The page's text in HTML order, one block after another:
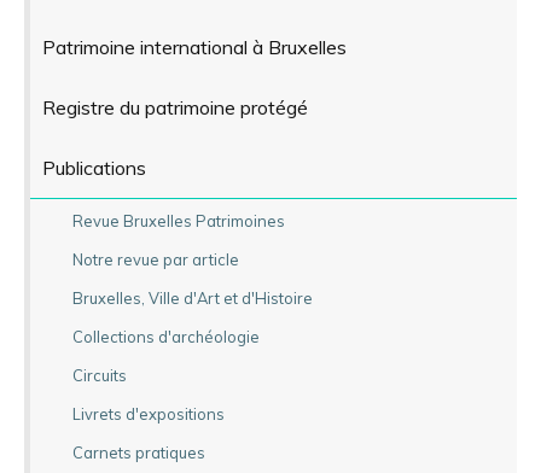
Patrimoine international à Bruxelles
Registre du patrimoine protégé
Publications
Revue Bruxelles Patrimoines
Notre revue par article
Bruxelles, Ville d'Art et d'Histoire
Collections d'archéologie
Circuits
Livrets d'expositions
Carnets pratiques